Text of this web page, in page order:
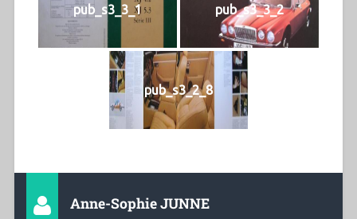
pub_s3_3_1 pub_s3_3_2
pub_s3_2_8
Anne-Sophie JUNNE